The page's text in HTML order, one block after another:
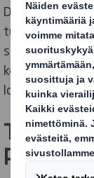
DS Smithin
tutustumaan
suunniteltuihin
kehitetty
logistiikkaa ja
pellolta